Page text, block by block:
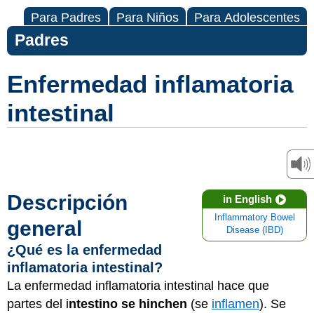
Para Padres Para Niños Para Adolescentes
Padres
Enfermedad inflamatoria
intestinal
in English
Inflammatory Bowel
Disease (IBD)
Descripción
general
¿Qué es la enfermedad
inflamatoria intestinal?
La enfermedad inflamatoria intestinal hace que
partes del intestino se hinchen (se inflamen). Se